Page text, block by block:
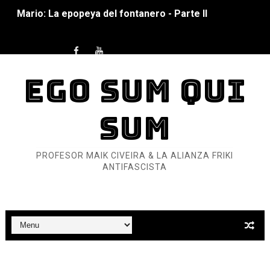
Mario: La epopeya del fontanero - Parte I
Pokémon: La película existencialista
Así se ve el fascismo en 2026... Y así se ve la
Un año para sobrevivir al mundo: Dos mil tíjiri cinco
Dioses y Monstruos: Guillermo (UNO)
EGO SUM QUI
SUM
PROFESOR MAIK CIVEIRA & LA ALIANZA FRIKI
ANTIFASCISTA